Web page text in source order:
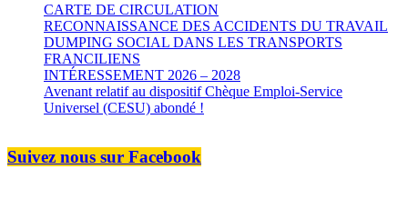
CARTE DE CIRCULATION
RECONNAISSANCE DES ACCIDENTS DU TRAVAIL
DUMPING SOCIAL DANS LES TRANSPORTS
FRANCILIENS
INTÉRESSEMENT 2026 – 2028
Avenant relatif au dispositif Chèque Emploi-Service
Universel (CESU) abondé !
Suivez nous sur Facebook